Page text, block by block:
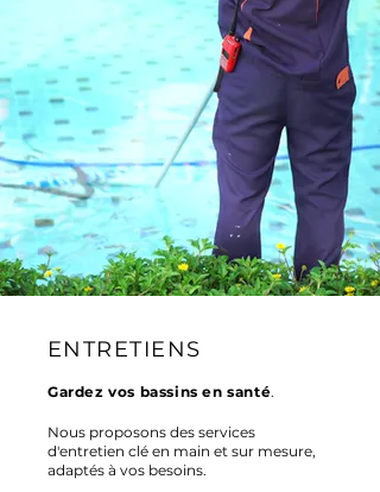
ENTRETIENS
Gardez vos bassins en santé.
Nous proposons des services
d'entretien clé en main et sur mesure,
adaptés à vos besoins.